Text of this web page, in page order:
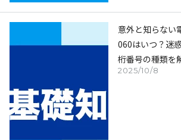
2025/10/8
意外と知らない
060はいつ？迷
桁番号の種類を